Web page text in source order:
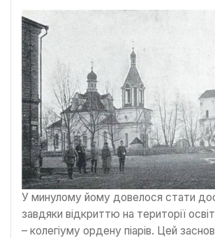
У минулому йому довелося стати
завдяки відкриттю на території
– колегіуму ордену піарів. Цей